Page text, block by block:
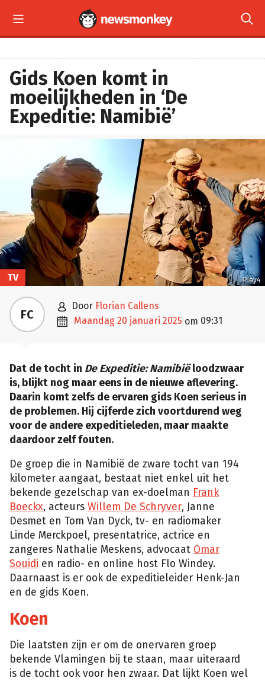
 
Gids Koen komt in
moeilijkheden in ‘De
Expeditie: Namibië’
Play4
TV
FC  door Florian Callens
 maandag 20 januari 2025 om 09:31
Dat de tocht in De Expeditie: Namibiëloodzwaar
is, blijkt nog maar eens in de nieuwe aflevering.
Daarin komt zelfs de ervaren gids Koen serieus in
de problemen. Hij cijferde zich voortdurend weg
voor de andere expeditieleden, maar maakte
daardoor zelf fouten.
De groep die in Namibië de zware tocht van 194
kilometer aangaat, bestaat niet enkel uit het
bekende gezelschap van ex-doelman Frank
Boeckx, acteurs Willem De Schryver, Janne
Desmet en Tom Van Dyck, tv- en radiomaker
Linde Merckpoel, presentatrice, actrice en
zangeres Nathalie Meskens, advocaat Omar
Souidi en radio- en online host Flo Windey.
Daarnaast is er ook de expeditieleider Henk-Jan
en de gids Koen.
Koen
Die laatsten zijn er om de onervaren groep
bekende Vlamingen bij te staan, maar uiteraard
is de tocht ook voor hen zwaar. Dat lijkt Koen wel